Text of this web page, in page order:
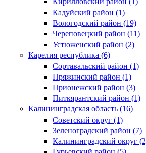
Кадуйский район (1)
Вологодский район (19)
Череповецкий район (11)
Устюженский район (2)
Карелия республика (6)
Сортавальский район (1)
Пряжинский район (1)
Прионежский район (3)
Питкярантский район (1)
Калининградская область (16)
Советский округ (1)
Зеленоградский район (7)
Калининградский округ